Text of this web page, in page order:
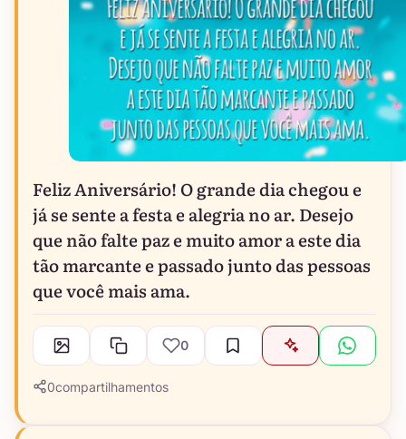
Feliz Aniversário! O grande dia chegou e
já se sente a festa e alegria no ar. Desejo
que não falte paz e muito amor a este dia
tão marcante e passado junto das pessoas
que você mais ama.
0
0compartilhamentos